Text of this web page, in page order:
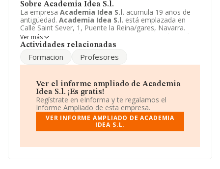
Sobre Academia Idea S.l.
La empresa Academia Idea S.l. acumula 19 años de
antigüedad. Academia Idea S.l. está emplazada en
Calle Saint Sever, 1, Puente la Reina/gares, Navarra.
Centra su actividad CNAE como 8559 - Otra educación
n.c.o.p.. La empresaAcademia Idea S.l.
Ver más
Actividades relacionadas
Formacion Profesores
Ver el informe ampliado de Academia
Idea S.l. ¡Es gratis!
Regístrate en eInforma y te regalamos el
Informe Ampliado de esta empresa.
VER INFORME AMPLIADO DE ACADEMIA
IDEA S.L.